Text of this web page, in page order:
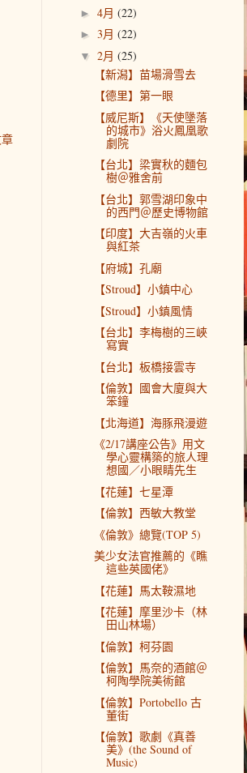
► 4月 (22)
► 3月 (22)
▼ 2月 (25)
【新潟】苗場滑雪去
【德里】第一眼
【威尼斯】《天使墬落
的城市》浴火鳳凰歌
劇院
【台北】梁實秋的麵包
樹＠雅舍前
【台北】郭雪湖印象中
的西門＠歷史博物館
【印度】大吉嶺的火車
與紅茶
【府城】孔廟
【Stroud】小鎮中心
【Stroud】小鎮風情
【台北】李梅樹的三峽
寫實
【台北】板橋接雲寺
【倫敦】國會大廈與大
笨鐘
【北海道】海豚飛漫遊
《2/17講座公告》用文
學心靈構築的旅人理
想國／小眼睛先生
【花蓮】七星潭
【倫敦】西敏大教堂
《倫敦》總覽(TOP 5)
美少女法官推薦的《瞧
這些英國佬》
【花蓮】馬太鞍濕地
【花蓮】摩里沙卡（林
田山林場）
【倫敦】柯芬園
【倫敦】馬奈的酒館＠
柯陶學院美術館
【倫敦】Portobello 古
董街
【倫敦】歌劇《真善
美》(the Sound of
Music)